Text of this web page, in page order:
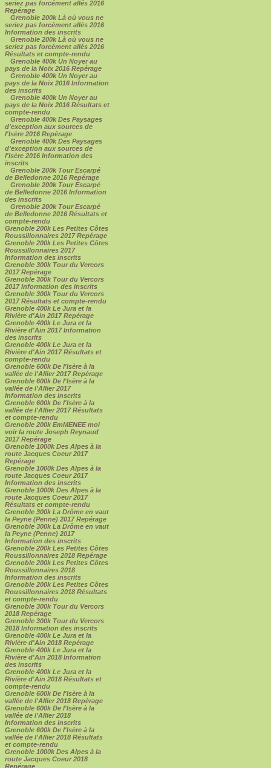
seriez pas forcément allés 2016
Repérage
Grenoble 200k Là où vous ne
seriez pas forcément allés 2016
Information des inscrits
Grenoble 200k Là où vous ne
seriez pas forcément allés 2016
Résultats et compte-rendu
Grenoble 400k Un Noyer au
pays de la Noix 2016 Repérage
Grenoble 400k Un Noyer au
pays de la Noix 2016 Information
des inscrits
Grenoble 400k Un Noyer au
pays de la Noix 2016 Résultats et
compte-rendu
Grenoble 400k Des Paysages
d'exception aux sources de
l'Isère 2016 Repérage
Grenoble 400k Des Paysages
d'exception aux sources de
l'Isère 2016 Information des
inscrits
Grenoble 200k Tour Escarpé
de Belledonne 2016 Repérage
Grenoble 200k Tour Escarpé
de Belledonne 2016 Information
des inscrits
Grenoble 200k Tour Escarpé
de Belledonne 2016 Résultats et
compte-rendu
Grenoble 200k Les Petites Côtes
Roussillonnaires 2017 Repérage
Grenoble 200k Les Petites Côtes
Roussillonnaires 2017
Information des inscrits
Grenoble 300k Tour du Vercors
2017 Repérage
Grenoble 300k Tour du Vercors
2017 Information des inscrits
Grenoble 300k Tour du Vercors
2017 Résultats et compte-rendu
Grenoble 400k Le Jura et la
Rivière d'Ain 2017 Repérage
Grenoble 400k Le Jura et la
Rivière d'Ain 2017 Information
des inscrits
Grenoble 400k Le Jura et la
Rivière d'Ain 2017 Résultats et
compte-rendu
Grenoble 600k De l'Isère à la
vallée de l'Allier 2017 Repérage
Grenoble 600k De l'Isère à la
vallée de l'Allier 2017
Information des inscrits
Grenoble 600k De l'Isère à la
vallée de l'Allier 2017 Résultats
et compte-rendu
Grenoble 200k EmMENEE moi
voir la route Joseph Reynaud
2017 Repérage
Grenoble 1000k Des Alpes à la
route Jacques Coeur 2017
Repérage
Grenoble 1000k Des Alpes à la
route Jacques Coeur 2017
Information des inscrits
Grenoble 1000k Des Alpes à la
route Jacques Coeur 2017
Résultats et compte-rendu
Grenoble 300k La Drôme en vaut
la Peyne (Penne) 2017 Repérage
Grenoble 300k La Drôme en vaut
la Peyne (Penne) 2017
Information des inscrits
Grenoble 200k Les Petites Côtes
Roussillonnaires 2018 Repérage
Grenoble 200k Les Petites Côtes
Roussillonnaires 2018
Information des inscrits
Grenoble 200k Les Petites Côtes
Roussillonnaires 2018 Résultats
et compte-rendu
Grenoble 300k Tour du Vercors
2018 Repérage
Grenoble 300k Tour du Vercors
2018 Information des inscrits
Grenoble 400k Le Jura et la
Rivière d'Ain 2018 Repérage
Grenoble 400k Le Jura et la
Rivière d'Ain 2018 Information
des inscrits
Grenoble 400k Le Jura et la
Rivière d'Ain 2018 Résultats et
compte-rendu
Grenoble 600k De l'Isère à la
vallée de l'Allier 2018 Repérage
Grenoble 600k De l'Isère à la
vallée de l'Allier 2018
Information des inscrits
Grenoble 600k De l'Isère à la
vallée de l'Allier 2018 Résultats
et compte-rendu
Grenoble 1000k Des Alpes à la
route Jacques Coeur 2018
Repérage